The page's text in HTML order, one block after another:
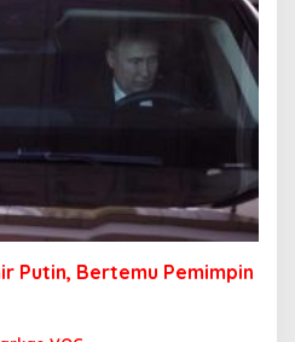
Putin, Bertemu Pemimpin